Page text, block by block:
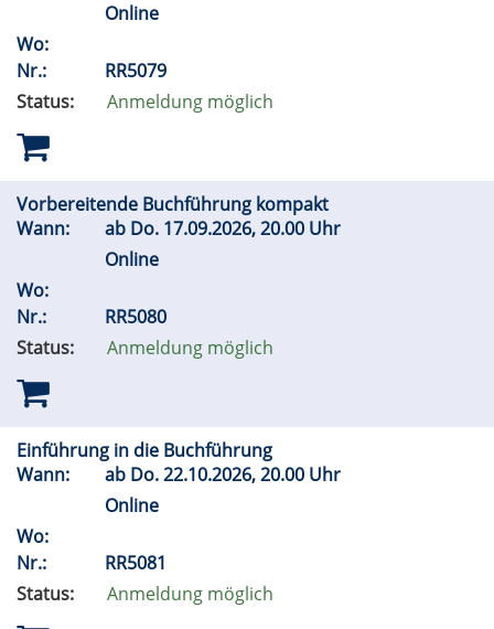
Online
Wo:
Nr.:
RR5079
Status:
Anmeldung möglich
Vorbereitende Buchführung kompakt
Wann:
ab Do. 17.09.2026, 20.00 Uhr
Online
Wo:
Nr.:
RR5080
Status:
Anmeldung möglich
Einführung in die Buchführung
Wann:
ab Do.22.10.2026, 20.00 Uhr
Online
Wo:
Nr.:
RR5081
Status:
Anmeldung möglich